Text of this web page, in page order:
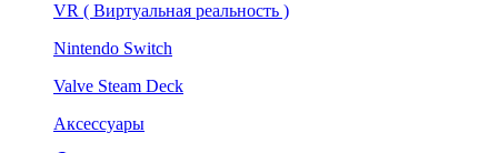
VR ( Виртуальная реальность )
Nintendo Switch
Valve Steam Deck
Аксессуары